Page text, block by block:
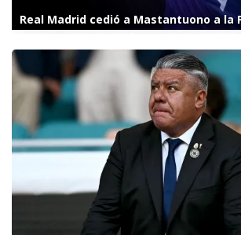
Real Madrid cedió a Mastantuono a la